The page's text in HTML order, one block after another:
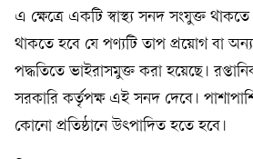
এ ক্ষেত্রে একটি স্বাস্থ্য সনদ সংযুক্ত থাকতে
থাকতে হবে যে পণ্যটি তাপ প্রয়োগ বা
পদ্ধতিতে ভাইরাসমুক্ত করা হয়েছে।
সরকারি কর্তৃপক্ষ এই সনদ দেবে।
কোনো প্রতিষ্ঠানে উৎপাদিত হতে হবে।